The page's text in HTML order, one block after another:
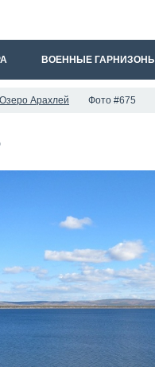
ВОЕННЫЕ ГАРНИЗОНЫ
Озеро Арахлей Фото #675